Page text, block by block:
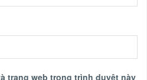
trang web trong trình duyệt này